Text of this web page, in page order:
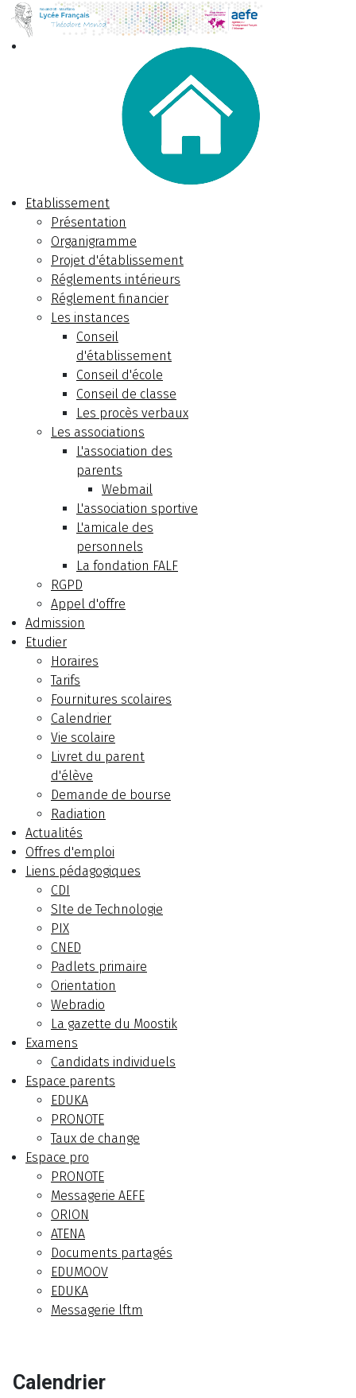
Etablissement
Présentation
Organigramme
Projet d'établissement
Réglements intérieurs
Réglement financier
Les instances
Conseil
d'établissement
Conseil d'école
Conseil de classe
Les procès verbaux
Les associations
L'association des
parents
Webmail
L'association sportive
L'amicale des
personnels
La fondation FALF
RGPD
Appel d'offre
Admission
Etudier
Horaires
Tarifs
Fournitures scolaires
Calendrier
Vie scolaire
Livret du parent
d'élève
Demande de bourse
Radiation
Actualités
Offres d'emploi
Liens pédagogiques
CDI
SIte de Technologie
PIX
CNED
Padlets primaire
Orientation
Webradio
La gazette du Moostik
Examens
Candidats individuels
Espace parents
EDUKA
PRONOTE
Taux de change
Espace pro
PRONOTE
Messagerie AEFE
ORION
ATENA
Documents partagés
EDUMOOV
EDUKA
Messagerie lftm
Calendrier